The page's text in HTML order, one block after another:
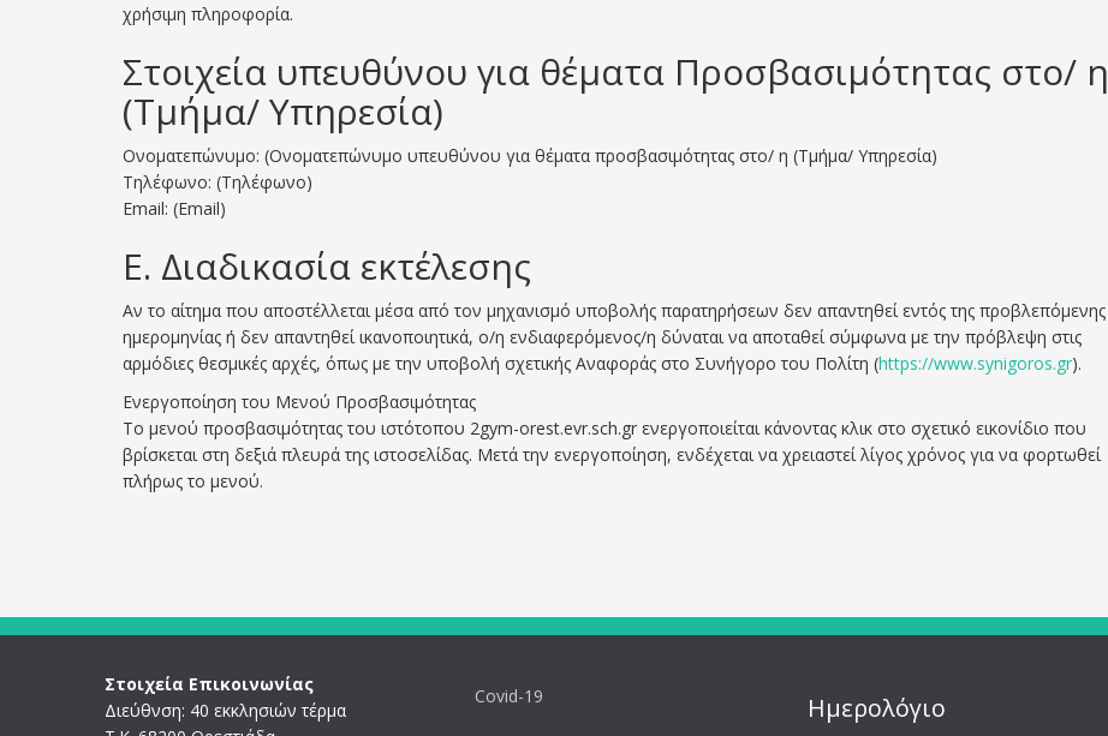
χρήσιμη πληροφορία.
Στοιχεία υπευθύνου για θέματα Προσβασιμότητας στο/ η
(Τμήμα/ Υπηρεσία)
Ονοματεπώνυμο: (Ονοματεπώνυμο υπευθύνου για θέματα προσβασιμότητας στο/ η (Τμήμα/ Υπηρεσία)
Τηλέφωνο: (Τηλέφωνο)
Email: (Email)
Ε. Διαδικασία εκτέλεσης
Αν το αίτημα που αποστέλλεται μέσα από τον μηχανισμό υποβολής παρατηρήσεων δεν απαντηθεί εντός της προβλεπόμενης
ημερομηνίας ή δεν απαντηθεί ικανοποιητικά, ο/η ενδιαφερόμενος/η δύναται να αποταθεί σύμφωνα με την πρόβλεψη στις
αρμόδιες θεσμικές αρχές, όπως με την υποβολή σχετικής Αναφοράς στο Συνήγορο του Πολίτη (https://www.synigoros.gr).
Ενεργοποίηση του Μενού Προσβασιμότητας
Το μενού προσβασιμότητας του ιστότοπου 2gym-orest.evr.sch.gr ενεργοποιείται κάνοντας κλικ στο σχετικό εικονίδιο που
βρίσκεται στη δεξιά πλευρά της ιστοσελίδας. Μετά την ενεργοποίηση, ενδέχεται να χρειαστεί λίγος χρόνος για να φορτωθεί
πλήρως το μενού.
Στοιχεία Επικοινωνίας
Διεύθνση: 40 εκκλησιών τέρμα
Covid-19 Ημερολόγιο